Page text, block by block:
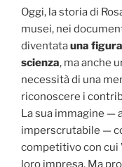
Oggi, la storia di
musei, nei
diventatauna
scienza, ma anche
necessità di una
riconoscere i
La sua immagine —
imperscrutabile —
competitivo con cui